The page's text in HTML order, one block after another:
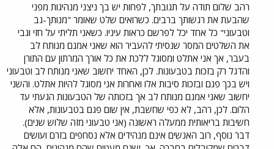
רהב שלום תודה על תגובתך, לפחות יש בך ניצני מנהיגות מפני
שהבעת את רגשותך ברבים. כשרואים שלט שאומר "מנותך-גב
וטבעוני" כל אחד יכל לפרשם כראות עיניו. כשאני תליתי על חזי וגבי
את השלטים המסר שנסיתי להעביר הוא שאני אמנם מנותח לב
בעבר, אך אני אתלט ומסוגל ללכת את כל אורך המרתון עם התורן
והדגל רק בזכות בטבעונות. לכן, האחד יחשוב שאני מנותח לב וטבעוני
ויש בכך פגם ובזכות סיבות אלו ואחרות אני מסוגל להיות אתלט. והשני
יחשוב שאני אמנם מנותח לב אך בזכותה של הטבעונות הגעתי עד
הלום. לכן, רהב, לא כפי שחשבת, אין שום פגם בטבעונות, אלא
חשיבות בריאותית ממעלה ראשונה (אני טבעוני מזה שלוש שנים).
דבר נוסף, רוב האנשים אינם מנהידים אלא נסחפים בזרם ועושים